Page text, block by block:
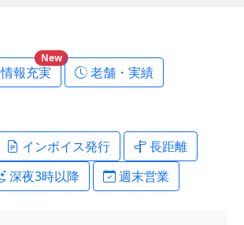
情報充実
New
老舗・実績
インボイス発行
長距離
深夜3時以降 週末営業